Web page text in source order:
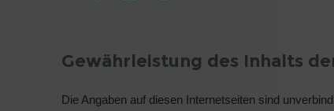
Gewährleistung des Inhalts
Die Angaben auf diesen Internetseiten sind